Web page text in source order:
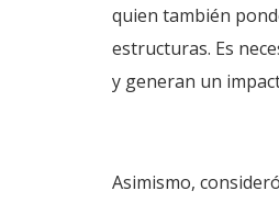
quien también
estructuras. Es
y generan un
Asimismo,